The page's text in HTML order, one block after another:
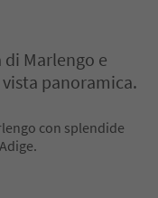
di Marlengo e
panoramica.
con splendide